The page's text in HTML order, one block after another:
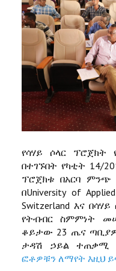
የሳሃይ ሶላር ፕሮጀክት
በተገኙበት የካቲት 14/
ፕሮጀክቱ በአርባ ምንጭ
በUniversity of
Switzerland እና
የትብብር ስምምነት
ቆይታው 23 ጤና
ታዳሽ ኃይል ተጠቃሚ
ፎቶዎቹን ለማየት እዚህ